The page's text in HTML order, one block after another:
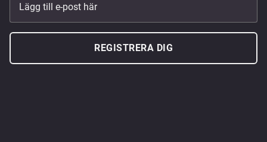
Lägg till e-post här
REGISTRERA DIG